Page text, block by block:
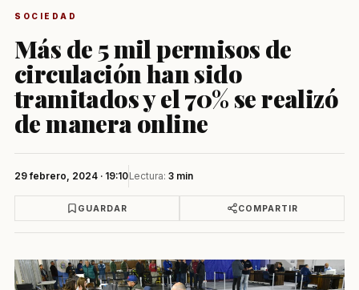
SOCIEDAD
Más de 5 mil permisos de
circulación han sido
tramitados y el 70% se realizó
de manera online
29 febrero, 2024 · 19:10Lectura: 3 min
GUARDAR COMPARTIR